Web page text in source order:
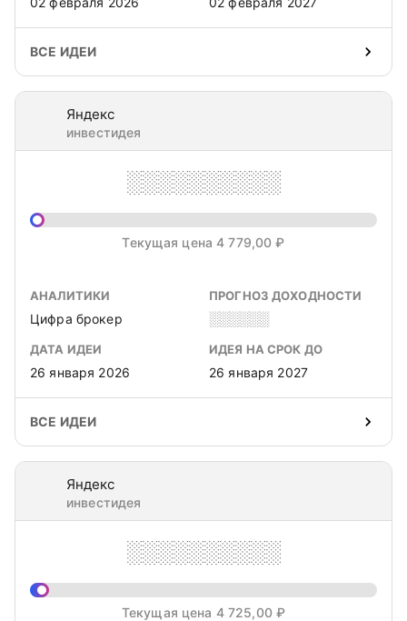
ВСЕ ИДЕИ
Яндекс
инвестидея
░░░░░░░░░░
Текущая цена 4 779,00 ₽
АНАЛИТИКИ
Цифра брокер
ПРОГНОЗ ДОХОДНОСТИ
░░░░░░
ДАТА ИДЕИ
26 января 2026
ИДЕЯ НА СРОК ДО
26 января 2027
ВСЕ ИДЕИ
Яндекс
инвестидея
░░░░░░░░░░
Текущая цена 4 725,00 ₽